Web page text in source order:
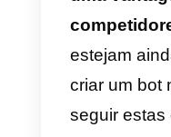
através
tua